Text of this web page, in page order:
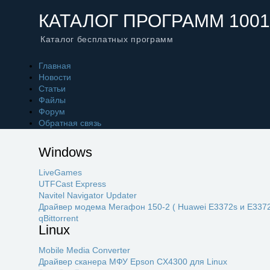
КАТАЛОГ ПРОГРАММ
Каталог бесплатных программ
Главная
Новости
Статьи
Файлы
Форум
Обратная связь
Windows
LiveGames
UTFCast Express
Navitel Navigator Updater
Драйвер модема Мегафон 150-2 ( Huawei E3372s и
qBittorrent
Linux
Mobile Media Converter
Драйвер сканера МФУ Epson CX4300 для Linux